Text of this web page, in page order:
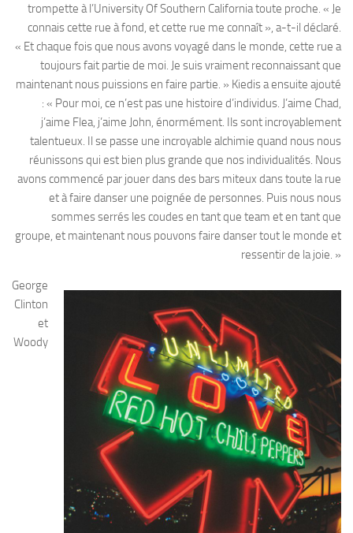
trompette à l’University Of Southern California toute proche. « Je
connais cette rue à fond, et cette rue me connaît », a-t-il déclaré.
« Et chaque fois que nous avons voyagé dans le monde, cette rue a
toujours fait partie de moi. Je suis vraiment reconnaissant que
maintenant nous puissions en faire partie. » Kiedis a ensuite ajouté
: « Pour moi, ce n’est pas une histoire d’individus. J’aime Chad,
j’aime Flea, j’aime John, énormément. Ils sont incroyablement
talentueux. Il se passe une incroyable alchimie quand nous nous
réunissons qui est bien plus grande que nos individualités. Nous
avons commencé par jouer dans des bars miteux dans toute la rue
et à faire danser une poignée de personnes. Puis nous nous
sommes serrés les coudes en tant que team et en tant que
groupe, et maintenant nous pouvons faire danser tout le monde et
ressentir de la joie. »
George
Clinton
et
Woody